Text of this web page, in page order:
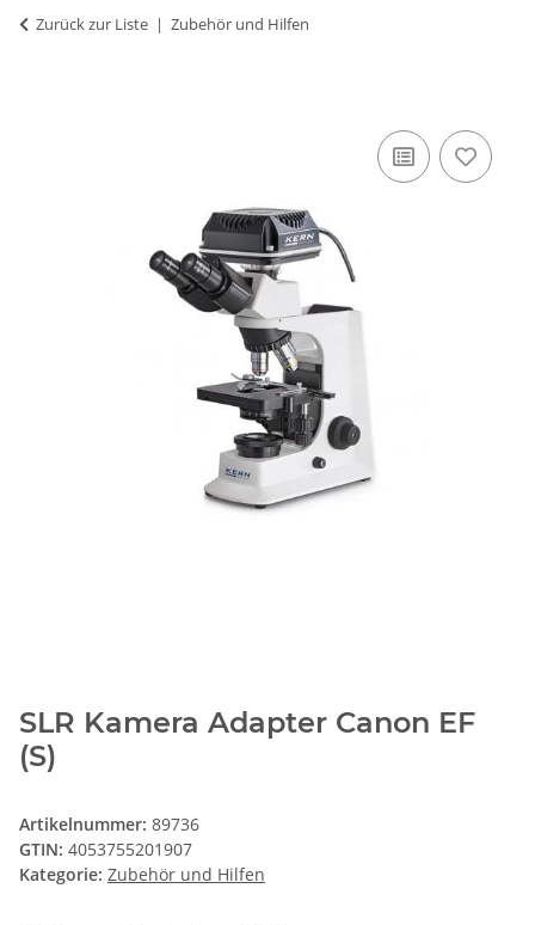
Zurück zur Liste Zubehör und Hilfen
SLR Kamera Adapter Canon EF
(S)
Artikelnummer: 89736
GTIN: 4053755201907
Kategorie: Zubehör und Hilfen